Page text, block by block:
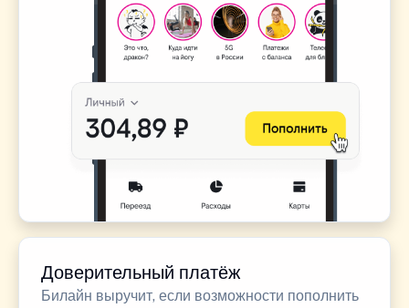
Доверительный платёж
Билайн выручит, если возможности пополнить